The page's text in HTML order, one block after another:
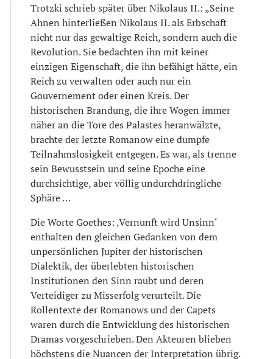
Trotzki schrieb später über Nikolaus II.: „Seine
Ahnen hinterließen Nikolaus II. als Erbschaft
nicht nur das gewaltige Reich, sondern auch die
Revolution. Sie bedachten ihn mit keiner
einzigen Eigenschaft, die ihn befähigt hätte, ein
Reich zu verwalten oder auch nur ein
Gouvernement oder einen Kreis. Der
historischen Brandung, die ihre Wogen immer
näher an die Tore des Palastes heranwälzte,
brachte der letzte Romanow eine dumpfe
Teilnahmslosigkeit entgegen. Es war, als trenne
sein Bewusstsein und seine Epoche eine
durchsichtige, aber völlig undurchdringliche
Sphäre …
Die Worte Goethes: ‚Vernunft wird Unsinn‘
enthalten den gleichen Gedanken von dem
unpersönlichen Jupiter der historischen
Dialektik, der überlebten historischen
Institutionen den Sinn raubt und deren
Verteidiger zu Misserfolg verurteilt. Die
Rollentexte der Romanows und der Capets
waren durch die Entwicklung des historischen
Dramas vorgeschrieben. Den Akteuren blieben
höchstens die Nuancen der Interpretation übrig.